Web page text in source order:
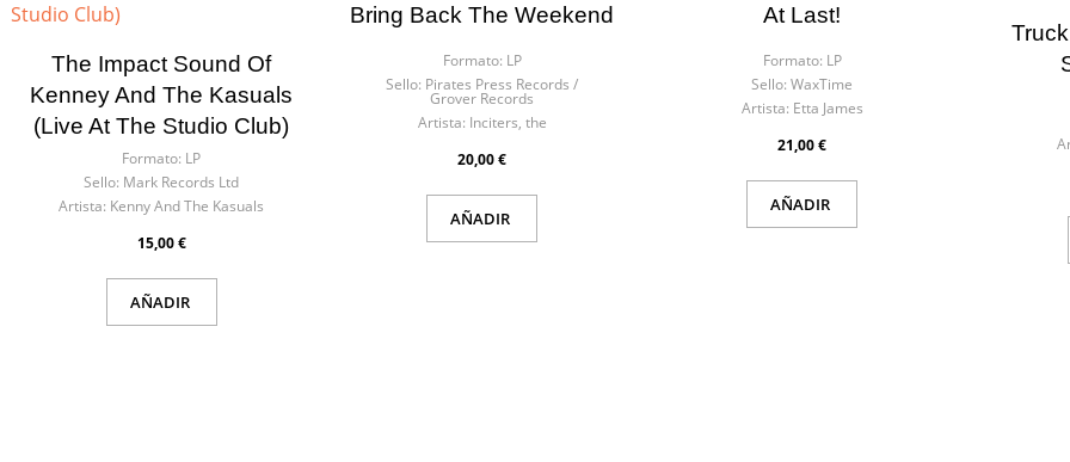
The Impact Sound Of
Kenney And The Kasuals
(Live At The Studio Club)
Formato: LP
Sello: Mark Records Ltd
Artista: Kenny And The Kasuals
15,00 €
AÑADIR
Bring Back The Weekend
Formato: LP
Sello: Pirates Press Records /
Grover Records
Artista: Inciters, the
20,00 €
AÑADIR
At Last!
Formato: LP
Sello: WaxTime
Artista: Etta James
21,00 €
AÑADIR